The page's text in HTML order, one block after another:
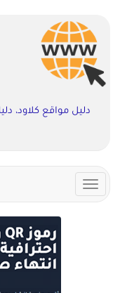
دليل مواقع كلاود،
Toggle
navigation